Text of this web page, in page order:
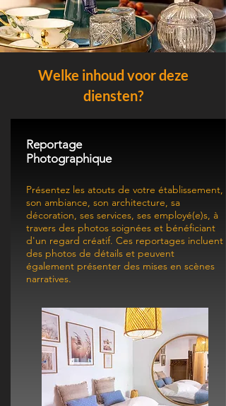
Welke inhoud voor deze
diensten?
Reportage
Photographique
Présentez les atouts de votre établissement,
son ambiance, son architecture, sa
décoration, ses services, ses employé(e)s, à
travers des photos soignées et bénéficiant
d'un regard créatif. Ces reportages incluent
des photos de détails et peuvent
également présenter des mises en scènes
narratives.